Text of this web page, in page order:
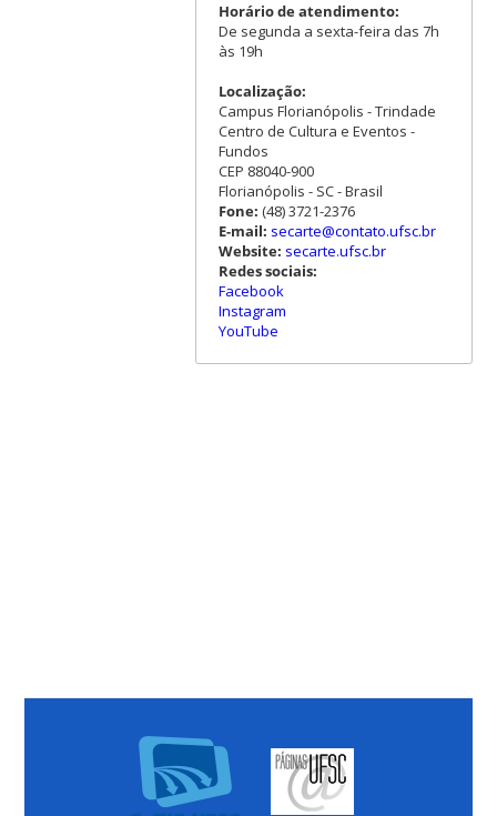
Horário de atendimento:
De segunda a sexta-feira das 7h
às 19h
Localização:
Campus Florianópolis - Trindade
Centro de Cultura e Eventos -
Fundos
CEP 88040-900
Florianópolis - SC - Brasil
Fone: (48) 3721-2376
E-mail: secarte@contato.ufsc.br
Website: secarte.ufsc.br
Redes sociais:
Facebook
Instagram
YouTube